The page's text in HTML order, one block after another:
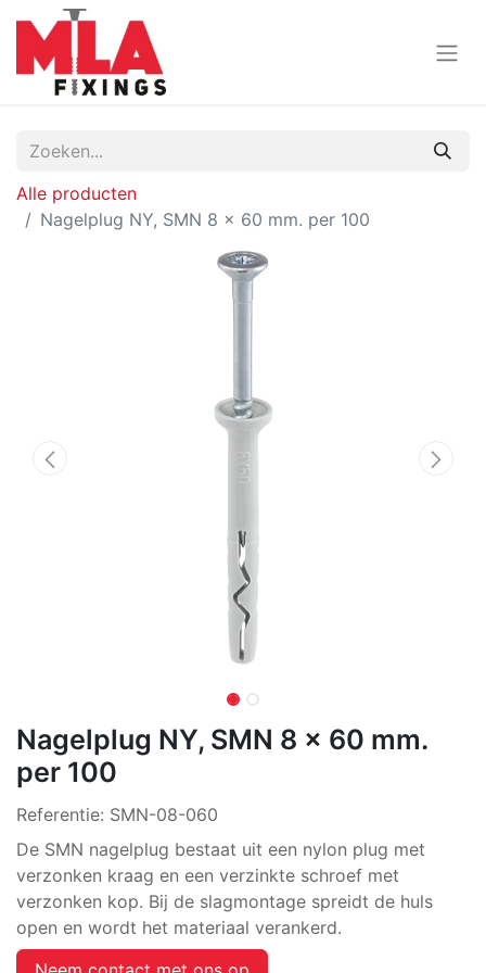
Alle producten
Nagelplug NY, SMN 8 x 60 mm. per 100
Nagelplug NY, SMN 8 x 60 mm.
per 100
Referentie: SMN-08-060
De SMN nagelplug bestaat uit een nylon plug met
verzonken kraag en een verzinkte schroef met
verzonken kop. Bij de slagmontage spreidt de huls
open en wordt het materiaal verankerd.